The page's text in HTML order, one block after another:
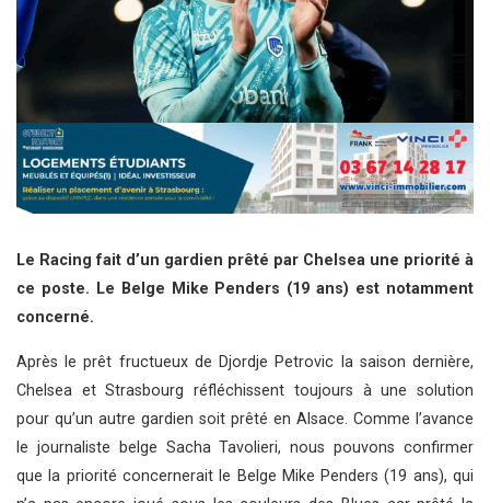
Le Racing fait d’un gardien prêté par Chelsea une priorité à
ce poste. Le Belge Mike Penders (19 ans) est notamment
concerné.
Après le prêt fructueux de Djordje Petrovic la saison dernière,
Chelsea et Strasbourg réfléchissent toujours à une solution
pour qu’un autre gardien soit prêté en Alsace. Comme l’avance
le journaliste belge Sacha Tavolieri, nous pouvons confirmer
que la priorité concernerait le Belge Mike Penders (19 ans), qui